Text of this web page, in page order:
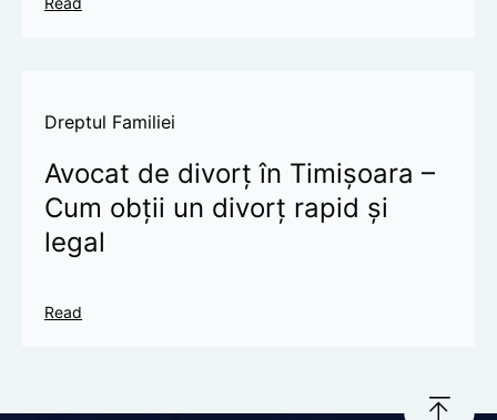
Dreptul Familiei
Avocat de divorț în Timișoara –
Cum obții un divorț rapid și
legal
Read